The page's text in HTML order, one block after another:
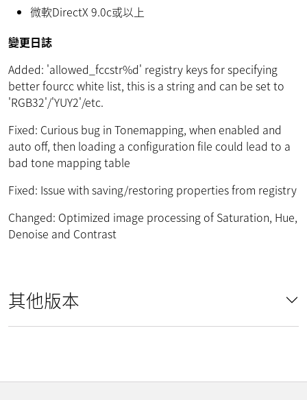
微軟DirectX 9.0c或以上
變更日誌
Added: 'allowed_fccstr%d' registry keys for specifying
better fourcc white list, this is a string and can be set to
'RGB32'/'YUY2'/etc.
Fixed: Curious bug in Tonemapping, when enabled and
auto off, then loading a configuration file could lead to a
bad tone mapping table
Fixed: Issue with saving/restoring properties from registry
Changed: Optimized image processing of Saturation, Hue,
Denoise and Contrast
其他版本